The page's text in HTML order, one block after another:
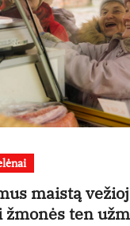
maistą
žmonės ten